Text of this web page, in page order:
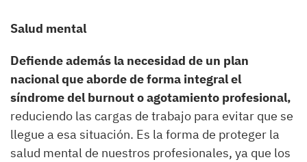
Salud mental
Defiende además la necesidad de un plan
nacional que aborde de forma integral el
síndrome del burnout o agotamiento profesional,
reduciendo las cargas de trabajo para evitar que se
llegue a esa situación. Es la forma de proteger la
salud mental de nuestros profesionales, ya que los